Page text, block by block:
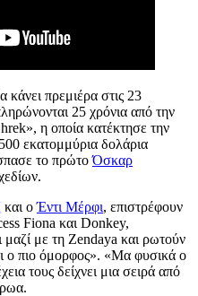
πρεμιέρα στις 23
25 χρόνια από την
η οποία κατέκτησε την
εκατομμύρια δολάρια
το πρώτοΌσκαρ
και οΈντι Μέρφι, επιστρέφουν
Fiona και Donkey,
μαζί με τη Zendaya και ρωτούν
ο πιο όμορφος». «Μα φυσικά ο
τους δείχνει μια σειρά από